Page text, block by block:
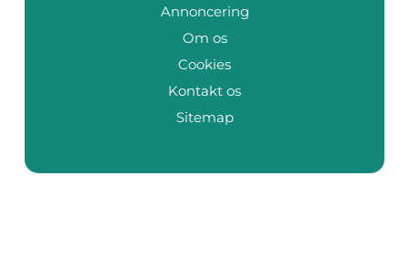
Annoncering
Om os
Cookies
Kontakt os
Sitemap